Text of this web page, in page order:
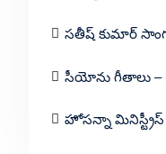
సతీష్ కుమార్ సాంగ్స
సీయోను గీతాలు –
హోసన్నా మినిస్ట్రీస్